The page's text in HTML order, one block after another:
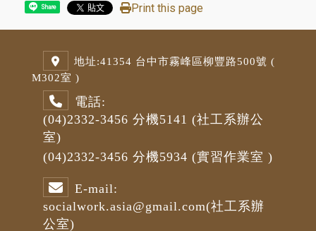
Share Print this page
地址:41354 台中市霧峰區柳豐路500號 (
M302室 )
電話:
(04)2332-3456 分機5141 (社工系辦公
室)
(04)2332-3456 分機5934 (實習作業室 )
E-mail:
socialwork.asia@gmail.com(社工系辦
公室)